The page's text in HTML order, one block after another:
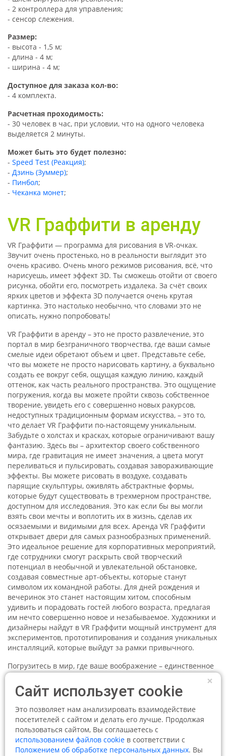
- 2 контроллера для управления;
- сенсор слежения.
Размер:
- высота - 1,5 м;
- длина - 4 м;
- ширина - 4 м;
Доступное для заказа кол-во:
- 4 комплекта.
Расчетная проходимость:
- 30 человек в час, при условии, что на одного человека
выделяется 2 минуты.
Может быть это будет полезно:
- Speed Test (Реакция);
- Дзинь (Зуммер);
- Пинбол;
- Чеканка монет;
VR Граффити в аренду
VR Граффити — программа для рисования в VR-очках.
Звучит очень простенько, но в реальности выглядит это
очень красиво. Очень много режимов рисования, всё, что
нарисуешь, имеет эффект 3D. Ты сможешь отойти от своего
рисунка, обойти его, посмотреть издалека. За счёт своих
ярких цветов и эффекта 3D получается очень крутая
картинка. Это настолько необычно, что словами это не
описать, нужно попробовать!
VR Граффити в аренду – это не просто развлечение, это
портал в мир безграничного творчества, где ваши самые
смелые идеи обретают объем и цвет. Представьте себе,
что вы можете не просто нарисовать картину, а буквально
создать ее вокруг себя, ощущая каждую линию, каждый
оттенок, как часть реального пространства. Это ощущение
погружения, когда вы можете пройти сквозь собственное
творение, увидеть его с совершенно новых ракурсов,
недоступных традиционным формам искусства, – это то,
что делает VR Граффити по-настоящему уникальным.
Забудьте о холстах и красках, которые ограничивают вашу
фантазию. Здесь вы – архитектор своего собственного
мира, где гравитация не имеет значения, а цвета могут
переливаться и пульсировать, создавая завораживающие
эффекты. Вы можете рисовать в воздухе, создавать
парящие скульптуры, оживлять абстрактные формы,
которые будут существовать в трехмерном пространстве,
доступном для исследования. Это как если бы вы могли
взять свои мечты и воплотить их в жизнь, сделав их
осязаемыми и видимыми для всех. Аренда VR Граффити
открывает двери для самых разнообразных применений.
Это идеальное решение для корпоративных мероприятий,
где сотрудники смогут раскрыть свой творческий
потенциал в необычной и увлекательной обстановке,
создавая совместные арт-объекты, которые станут
символом их командной работы. Для дней рождения и
вечеринок это станет настоящим хитом, способным
удивить и порадовать гостей любого возраста, предлагая
им нечто совершенно новое и незабываемое. Художники и
дизайнеры найдут в VR Граффити мощный инструмент для
экспериментов, прототипирования и создания уникальных
инсталляций, которые выйдут за рамки привычного.
Погрузитесь в мир, где ваше воображение – единственное
ограничение. Почувствуйте себя настоящим творцом,
способным создавать произведения искусства, которые
живут и дышат вокруг вас. VR Граффити в аренду – это ваш
шанс прикоснуться к будущему искусства и развлечений, и
это прикосновение оставит неизгладимый след в вашей
памяти.
×
Сайт использует cookie
Это позволяет нам анализировать взаимодействие
посетителей с сайтом и делать его лучше. Продолжая
пользоваться сайтом, Вы соглашаетесь с
использованием файлов cookie в соответствии с
Положением об обработке персональных данных. Вы